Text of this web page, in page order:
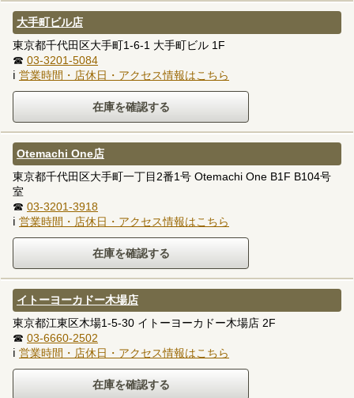
大手町ビル店
東京都千代田区大手町1-6-1 大手町ビル 1F
☎ 03-3201-5084
ℹ 営業時間・店休日・アクセス情報はこちら
Otemachi One店
東京都千代田区大手町一丁目2番1号 Otemachi One B1F B104号
室
☎ 03-3201-3918
ℹ 営業時間・店休日・アクセス情報はこちら
イトーヨーカドー木場店
東京都江東区木場1-5-30 イトーヨーカドー木場店 2F
☎ 03-6660-2502
ℹ 営業時間・店休日・アクセス情報はこちら